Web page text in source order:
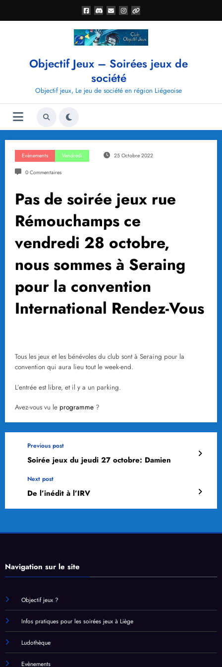
contenu
Objectif Jeux – Soirées jeux de
société
Objectif jeux, Le jeu de société en région Liégeoise
Evènements Vendredi 25 Octobre 2022
0 Commentaires
Pas de soirée jeux rue
Rémouchamps ce
vendredi 28 octobre,
nous sommes à Seraing
pour la convention
International Rendez-Vous
Tous les jeux et les bénévoles du club sont à Seraing pour la
convention qui aura lieu tout le week-end.
L’entrée est libre, et il y a un parking.
Avez-vous vu le programme ?
Previous post
Soirée jeux du jeudi 27 octobre: Damien
Next post
De l’inédit à l’IRV
Navigation sur le site
Objectif jeux ?
Infos pratiques pour les soirées jeux à Liège
Ludothèque
Evènements